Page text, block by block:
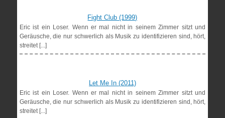
Fight Club (1999)
Eric ist ein Loser. Wenn er mal nicht in seinem Zimmer sitzt und
Geräusche, die nur schwerlich als Musik zu identifizieren sind, hört,
streitet [...]
Let Me In (2011)
Eric ist ein Loser. Wenn er mal nicht in seinem Zimmer sitzt und
Geräusche, die nur schwerlich als Musik zu identifizieren sind, hört,
streitet [...]